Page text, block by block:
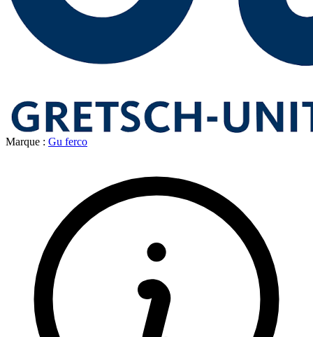
Marque : Gu ferco